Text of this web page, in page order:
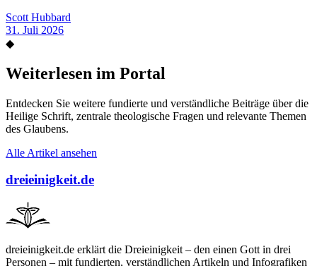
Scott Hubbard
31. Juli 2026
◆
Weiterlesen im Portal
Entdecken Sie weitere fundierte und verständliche Beiträge über die
Heilige Schrift, zentrale theologische Fragen und relevante Themen
des Glaubens.
Alle Artikel ansehen
dreieinigkeit.de
dreieinigkeit.de erklärt die Dreieinigkeit – den einen Gott in drei
Personen – mit fundierten, verständlichen Artikeln und Infografiken